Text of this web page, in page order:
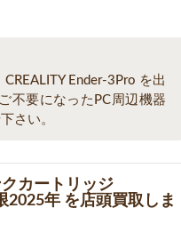
Ender-3Pro を出
不要になったPC周辺機器
さい。
カートリッジ
年 を店頭買取しま